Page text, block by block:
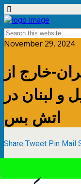
November 29, 2024
خارج از
و لبنان در
اتش بس
ShareTweetPinMail